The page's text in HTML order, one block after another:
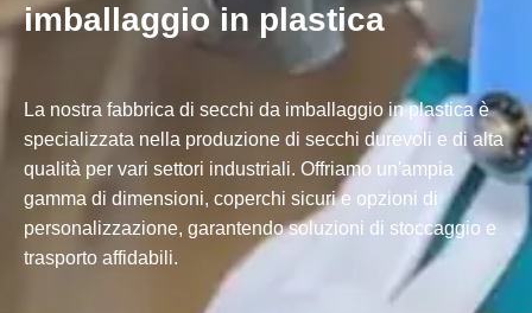
imballaggio in plastica
La nostra fabbrica di secchi da imballaggio in plastica è
specializzata nella produzione di secchi durevoli e di alta
qualità per vari settori industriali. Offriamo un'ampia
gamma di dimensioni, coperchi sicuri e opzioni di
personalizzazione, garantendo soluzioni di stoccaggio e
trasporto affidabili.